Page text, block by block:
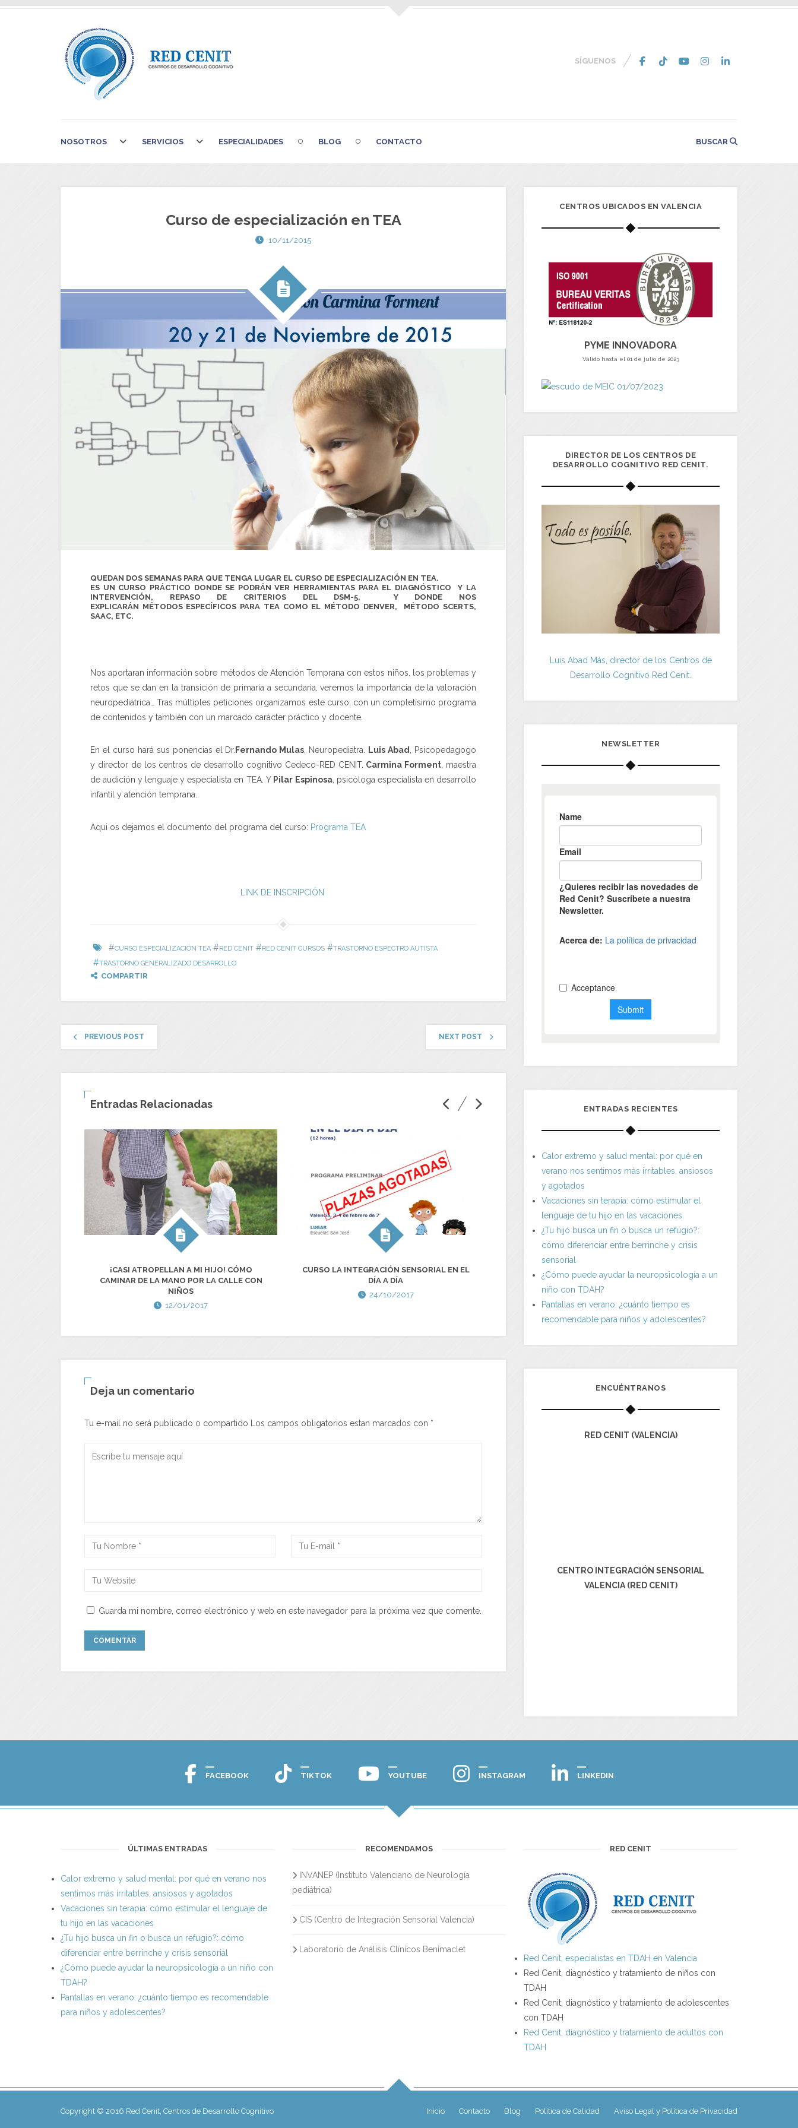
SÍGUENOS
NOSOTROS SERVICIOS ESPECIALIDADES BLOG CONTACTO BUSCAR
Curso de especialización en TEA
10/11/2015
QUEDAN DOS SEMANAS PARA QUE TENGA LUGAR EL CURSO DE ESPECIALIZACIÓN EN TEA.
ES UN CURSO PRÁCTICO DONDE SE PODRÁN VER HERRAMIENTAS PARA EL DIAGNÓSTICO Y LA
INTERVENCIÓN, REPASO DE CRITERIOS DEL DSM-5, Y DONDE NOS
EXPLICARÁN MÉTODOS ESPECÍFICOS PARA TEA COMO EL MÉTODO DENVER, MÉTODO SCERTS,
SAAC, ETC.
Nos aportaran información sobre métodos de Atención Temprana con estos niños, los problemas y
retos que se dan en la transición de primaria a secundaria, veremos la importancia de la valoración
neuropediátrica… Tras múltiples peticiones organizamos este curso, con un completísimo programa
de contenidos y también con un marcado carácter práctico y docente.
En el curso hará sus ponencias el Dr. Fernando Mulas , Neuropediatra. Luis Abad
, Psicopedagogo
y director de los centros de desarrollo cognitivo Cedeco-RED CENIT. Carmina Forment , maestra
de audición y lenguaje y especialista en TEA. Y Pilar Espinosa, psicóloga especialista en desarrollo
infantil y atención temprana.
Aqui os dejamos el documento del programa del curso: Programa TEA
LINK DE INSCRIPCIÓN
#CURSO ESPECIALIZACIÓN TEA #RED CENIT #RED CENIT CURSOS #TRASTORNO ESPECTRO AUTISTA
#TRASTORNO GENERALIZADO DESARROLLO
COMPARTIR
PREVIOUS POST NEXT POST
Entradas Relacionadas
¡CASI ATROPELLAN A MI HIJO! CÓMO
CAMINAR DE LA MANO POR LA CALLE CON
NIÑOS
12/01/2017
CURSO LA INTEGRACIÓN SENSORIAL EN EL
DÍA A DÍA
24/10/2017
APRENDIENDO!
07/03/2014
Deja un comentario
Tu e-mail no será publicado o compartido Los campos obligatorios estan marcados con *
Guarda mi nombre, correo electrónico y web en este navegador para la próxima vez que comente.
CENTROS UBICADOS EN VALENCIA
PYME INNOVADORA
Válido hasta el 01 de julio de 2023
DIRECTOR DE LOS CENTROS DE
DESARROLLO COGNITIVO RED CENIT.
Luis Abad Más, director de los Centros de
Desarrollo Cognitivo Red Cenit.
NEWSLETTER
ENTRADAS RECIENTES
Calor extremo y salud mental: por qué en
verano nos sentimos más irritables, ansiosos
y agotados
Vacaciones sin terapia: cómo estimular el
lenguaje de tu hijo en las vacaciones
¿Tu hijo busca un fin o busca un refugio?:
cómo diferenciar entre berrinche y crisis
sensorial
¿Cómo puede ayudar la neuropsicología a un
niño con TDAH?
Pantallas en verano: ¿cuánto tiempo es
recomendable para niños y adolescentes?
ENCUÉNTRANOS
RED CENIT (VALENCIA)
CENTRO INTEGRACIÓN SENSORIAL
VALENCIA (RED CENIT)
FACEBOOK TIKTOK YOUTUBE INSTAGRAM LINKEDIN
ÚLTIMAS ENTRADAS
Calor extremo y salud mental: por qué en verano nos
sentimos más irritables, ansiosos y agotados
Vacaciones sin terapia: cómo estimular el lenguaje de
tu hijo en las vacaciones
¿Tu hijo busca un fin o busca un refugio?: cómo
diferenciar entre berrinche y crisis sensorial
¿Cómo puede ayudar la neuropsicología a un niño con
TDAH?
Pantallas en verano: ¿cuánto tiempo es recomendable
para niños y adolescentes?
RECOMENDAMOS
INVANEP (Instituto Valenciano de Neurología
pediátrica)
CIS (Centro de Integración Sensorial Valencia)
Laboratorio de Análisis Clínicos Benimaclet
RED CENIT
Red Cenit, especialistas en TDAH en Valencia
Red Cenit, diagnóstico y tratamiento de niños con
TDAH
Red Cenit, diagnóstico y tratamiento de adolescentes
con TDAH
Red Cenit, diagnóstico y tratamiento de adultos con
TDAH
Inicio Contacto Blog Política de Calidad Aviso Legal y Política de Privacidad
Copyright © 2016 Red Cenit, Centros de Desarrollo Cognitivo